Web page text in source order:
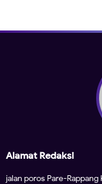
Alamat Redaksi
jalan poros Pare-Rappang